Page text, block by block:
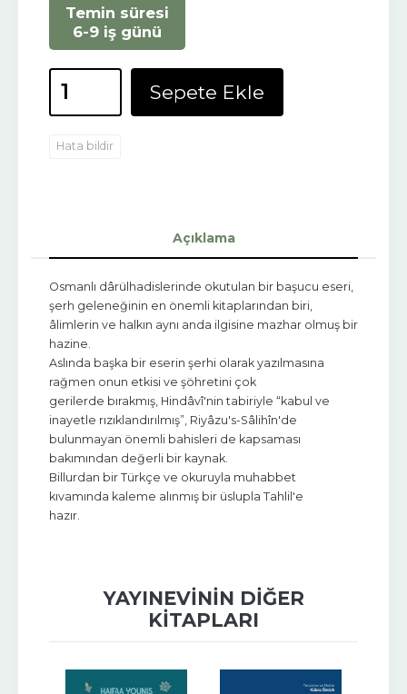
Temin süresi
6-9 iş günü
Sepete Ekle
Hata bildir
Açıklama
Osmanlı dârülhadislerinde okutulan bir başucu eseri,
şerh geleneğinin en önemli kitaplarından biri,
âlimlerin ve halkın aynı anda ilgisine mazhar olmuş bir
hazine.
Aslında başka bir eserin şerhi olarak yazılmasına
rağmen onun etkisi ve şöhretini çok
gerilerde bırakmış, Hindâvî'nin tabiriyle “kabul ve
inayetle rızıklandırılmış”, Riyâzu's-Sâlihîn'de
bulunmayan önemli bahisleri de kapsaması
bakımından değerli bir kaynak.
Billurdan bir Türkçe ve okuruyla muhabbet
kıvamında kaleme alınmış bir üslupla Tahlil'e
hazır.
YAYINEVININ DIĞER
KITAPLARI